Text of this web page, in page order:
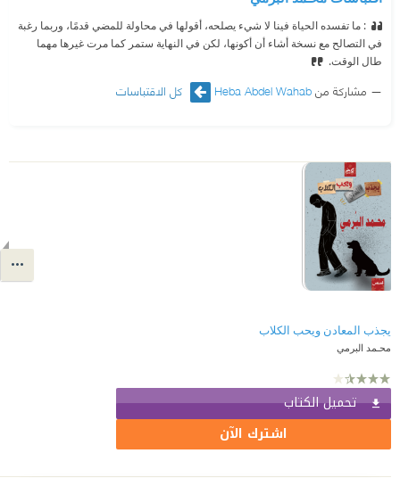
: ما تفسده الحياة فينا لا شيء يصلحه، أقولها في محاولة للمضي قدمًا، وربما رغبة
في التصالح مع نسخة أشاء أن أكونها، لكن في النهاية ستمر كما مرت غيرها مهما
طال الوقت.
مشاركة منHeba Abdel Wahab كل الاقتباسات
يجذب المعادن ويحب الكلاب
محـمد البرمي
تحميل الكتاب
اشترك الآن